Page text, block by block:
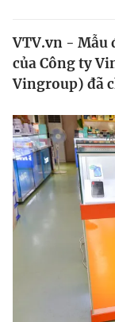
Thế giới
Tin tức
Thế giới đó đây
Câu chuyện
Kinh tế
Tài chính
Thị trường
Góc doanh
Dữ liệu và đời
Truyền hình
Phim VTV
VTV.vn - Mẫu
của Công ty
Vingroup) đã